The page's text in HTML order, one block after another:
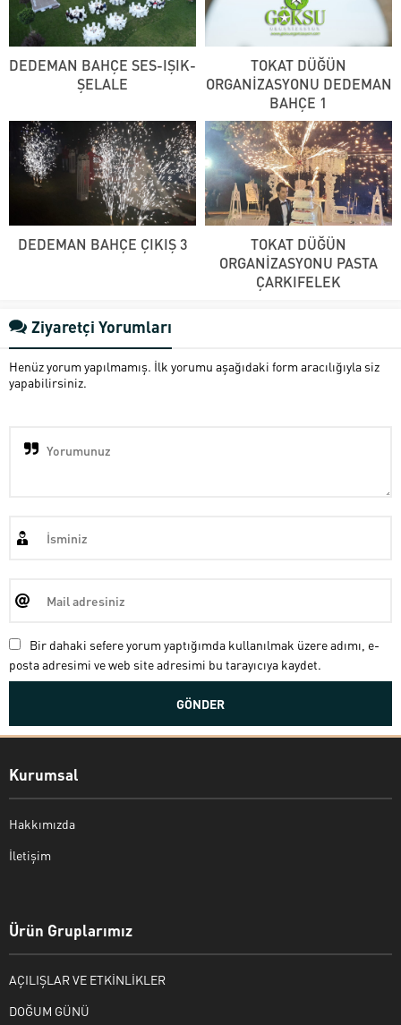
DEDEMAN BAHÇE SES-IŞIK-
ŞELALE
TOKAT DÜĞÜN
ORGANİZASYONU DEDEMAN
BAHÇE 1
DEDEMAN BAHÇE ÇIKIŞ 3
TOKAT DÜĞÜN
ORGANİZASYONU PASTA
ÇARKIFELEK
Ziyaretçi Yorumları
Henüz yorum yapılmamış. İlk yorumu aşağıdaki form aracılığıyla siz
yapabilirsiniz.
Bir dahaki sefere yorum yaptığımda kullanılmak üzere adımı, e-
posta adresimi ve web site adresimi bu tarayıcıya kaydet.
Kurumsal
Hakkımızda
İletişim
Ürün Gruplarımız
AÇILIŞLAR VE ETKİNLİKLER
DOĞUM GÜNÜ